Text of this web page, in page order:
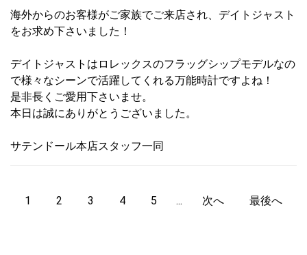
海外からのお客様がご家族でご来店され、デイトジャスト
をお求め下さいました！
デイトジャストはロレックスのフラッグシップモデルなの
で様々なシーンで活躍してくれる万能時計ですよね！
是非長くご愛用下さいませ。
本日は誠にありがとうございました。
サテンドール本店スタッフ一同
1 2 3 4 5 ... 次へ 最後へ